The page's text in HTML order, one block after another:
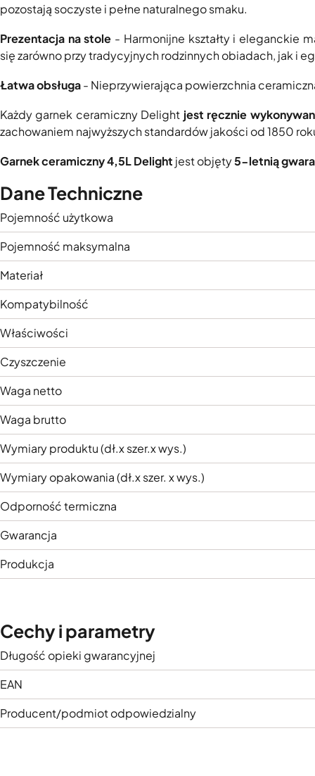
pozostają soczyste i pełne naturalnego smaku.
Prezentacja na stole - Harmonijne kształty i eleganckie
się zarówno przy tradycyjnych rodzinnych obiadach, jak i
Łatwa obsługa- Nieprzywierająca powierzchnia
Każdy garnek ceramiczny Delight jest ręcznie wykonywan
zachowaniem najwyższych standardów jakości od 1850
Garnek ceramiczny 4,5L Delight jest objęty5-letnią
Dane Techniczne
Pojemność użytkowa
Pojemność maksymalna
Materiał
Kompatybilność
Właściwości
Czyszczenie
Waga netto
Waga brutto
Wymiary produktu (dł.x szer.x wys.)
Wymiary opakowania (dł.x szer. x wys.)
Odporność termiczna
Gwarancja
Produkcja
Cechy i parametry
Długość opieki gwarancyjnej
EAN
Producent/podmiot odpowiedzialny